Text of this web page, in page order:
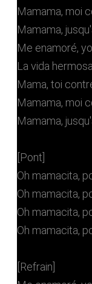
Mamama, moi
Mamama,
Me enamoré,
La vida
Mama, toi
Mamama, moi
Mamama,
[Pont]
Oh mamacita,
Oh mamacita,
Oh mamacita,
Oh mamacita,
[Refrain]